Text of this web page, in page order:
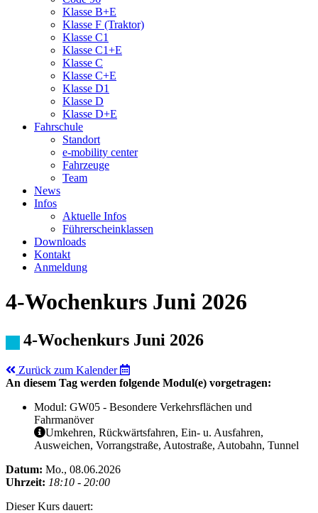
Klasse B+E
Klasse F (Traktor)
Klasse C1
Klasse C1+E
Klasse C
Klasse C+E
Klasse D1
Klasse D
Klasse D+E
Fahrschule
Standort
e-mobility center
Fahrzeuge
Team
News
Infos
Aktuelle Infos
Führerscheinklassen
Downloads
Kontakt
Anmeldung
4-Wochenkurs Juni 2026
4-Wochenkurs Juni 2026
Zurück zum Kalender
An diesem Tag werden folgende Modul(e) vorgetragen:
Modul: GW05 - Besondere Verkehrsflächen und
Fahrmanöver
Umkehren, Rückwärtsfahren, Ein- u. Ausfahren,
Ausweichen, Vorrangstraße, Autostraße, Autobahn, Tunnel
Datum: Mo., 08.06.2026
Uhrzeit: 18:10 - 20:00
Dieser Kurs dauert: